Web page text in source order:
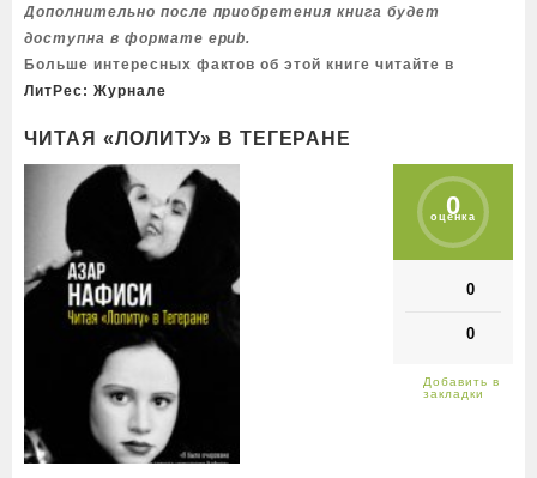
Дополнительно после приобретения книга будет
доступна в формате epub.
Больше интересных фактов об этой книге читайте в
ЛитРес: Журнале
ЧИТАЯ «ЛОЛИТУ» В ТЕГЕРАНЕ
0
оценка
0
0